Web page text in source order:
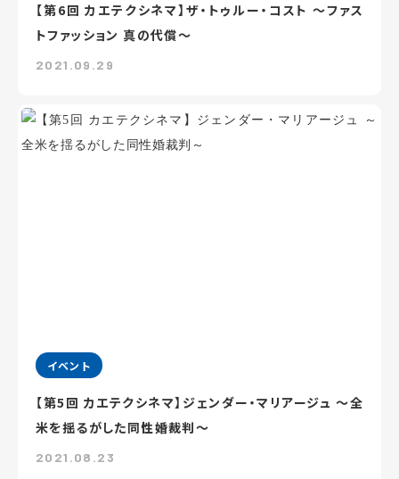
【第6回 カエテクシネマ】ザ・トゥルー・コスト ～ファス
トファッション 真の代償～
2021.09.29
イベント
【第5回 カエテクシネマ】ジェンダー・マリアージュ ～全
米を揺るがした同性婚裁判～
2021.08.23